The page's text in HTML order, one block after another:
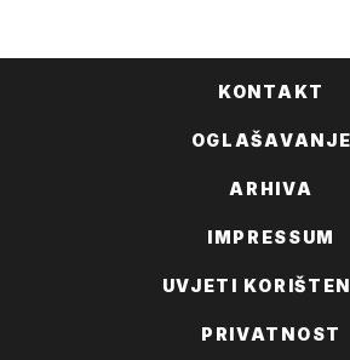
KONTAKT
OGLAŠAVANJE
ARHIVA
IMPRESSUM
UVJETI
PRIVATNOST